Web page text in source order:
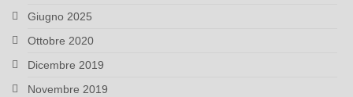
Giugno 2025
Ottobre 2020
Dicembre 2019
Novembre 2019